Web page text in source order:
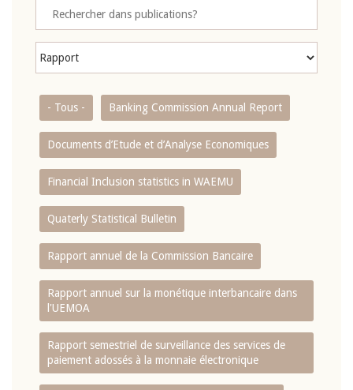
- Tous - Banking Commission Annual Report
Documents d’Etude et d’Analyse Economiques
Financial Inclusion statistics in WAEMU
Quaterly Statistical Bulletin
Rapport annuel de la Commission Bancaire
Rapport annuel sur la monétique interbancaire dans
l'UEMOA
Rapport semestriel de surveillance des services de
paiement adossés à la monnaie électronique